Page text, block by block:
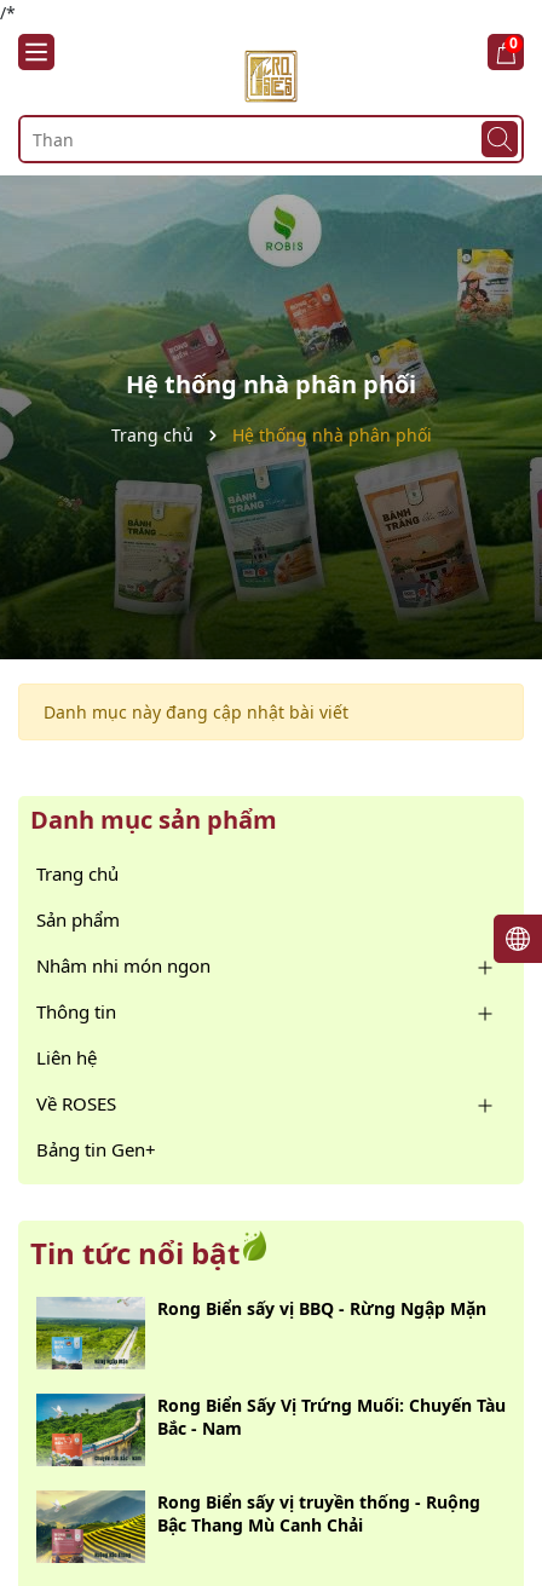
/*
0
Hệ thống nhà phân phối
Trang chủ Hệ thống nhà phân phối
Danh mục này đang cập nhật bài viết
Danh mục sản phẩm
Trang chủ
Sản phẩm
Nhâm nhi món ngon
Thông tin
Liên hệ
Về ROSES
Bảng tin Gen+
Tin tức nổi bật
Rong Biển sấy vị BBQ - Rừng Ngập Mặn
Rong Biển Sấy Vị Trứng Muối: Chuyến Tàu
Bắc - Nam
Rong Biển sấy vị truyền thống - Ruộng
Bậc Thang Mù Canh Chải